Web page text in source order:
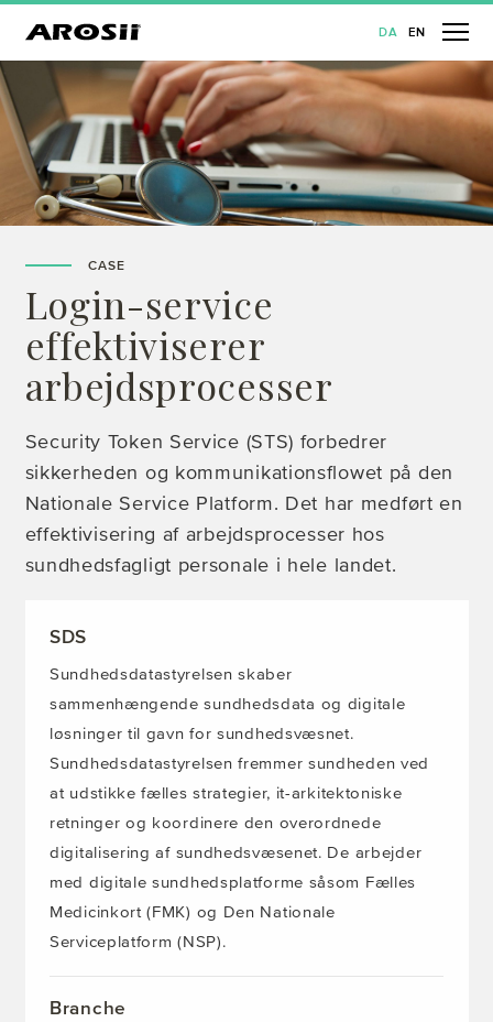
DA EN
CASE
Login-service
effektiviserer
arbejdsprocesser
Security Token Service (STS) forbedrer
sikkerheden og kommunikationsflowet på den
Nationale Service Platform. Det har medført en
effektivisering af arbejdsprocesser hos
sundhedsfagligt personale i hele landet.
SDS
Sundhedsdatastyrelsen skaber
sammenhængende sundhedsdata og digitale
løsninger til gavn for sundhedsvæsnet.
Sundhedsdatastyrelsen fremmer sundheden ved
at udstikke fælles strategier, it-arkitektoniske
retninger og koordinere den overordnede
digitalisering af sundhedsvæsenet. De arbejder
med digitale sundhedsplatforme såsom Fælles
Medicinkort (FMK) og Den Nationale
Serviceplatform (NSP).
Branche